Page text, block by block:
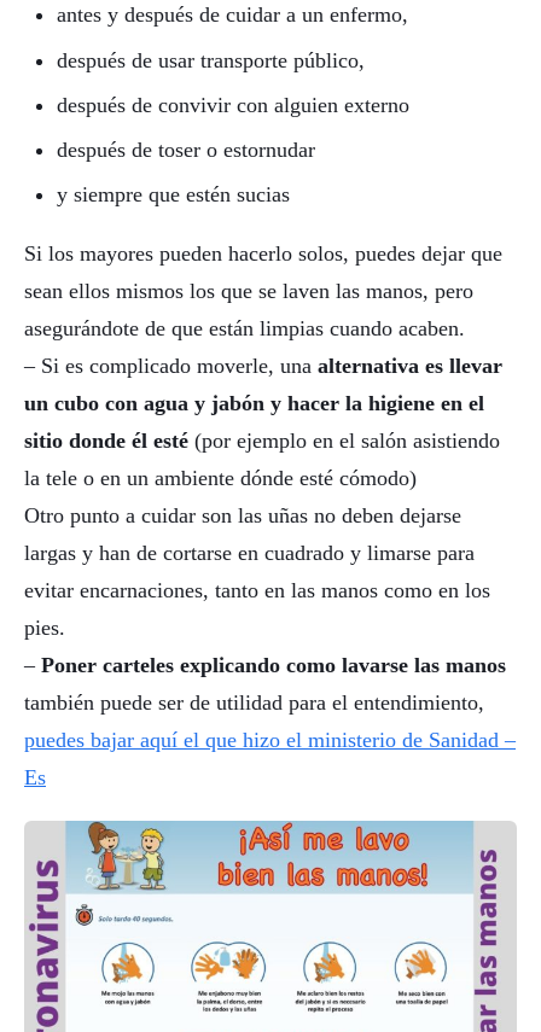
antes y después de cuidar a un enfermo,
después de usar transporte público,
después de convivir con alguien externo
después de toser o estornudar
y siempre que estén sucias
Si los mayores pueden hacerlo solos, puedes dejar que
sean ellos mismos los que se laven las manos, pero
asegurándote de que están limpias cuando acaben.
– Si es complicado moverle, una alternativa es llevar
un cubo con agua y jabón y hacer la higiene en el
sitio donde él esté (por ejemplo en el salón asistiendo
la tele o en un ambiente dónde esté cómodo)
Otro punto a cuidar son las uñas no deben dejarse
largas y han de cortarse en cuadrado y limarse para
evitar encarnaciones, tanto en las manos como en los
pies.
– Poner carteles explicando como lavarse las manos
también puede ser de utilidad para el entendimiento,
puedes bajar aquí el que hizo el ministerio de Sanidad –
Es